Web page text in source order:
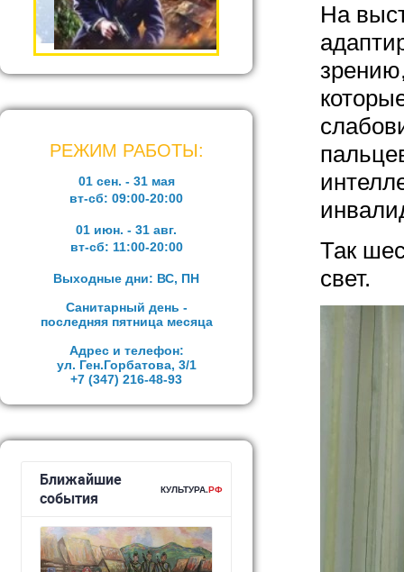
РЕЖИМ РАБОТЫ:
01 сен. - 31 мая
вт-сб: 09:00-20:00
01 июн. - 31 авг.
вт-сб: 11:00-20:00
Выходные дни: ВС, ПН
Санитарный день -
последняя пятница месяца
Адрес и телефон:
ул. Ген.Горбатова, 3/1
+7 (347) 216-48-93
На
Так
свет.